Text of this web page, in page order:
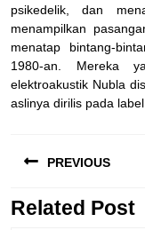
psikedelik, dan
menampilkan
menatap bintang-
1980-an. Mereka
elektroakustik Nubla
aslinya dirilis pada
posPREVIOUS
Previous
Related Post